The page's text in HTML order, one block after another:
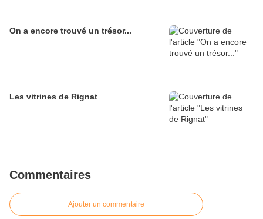
On a encore trouvé un trésor...
Les vitrines de Rignat
Commentaires
Ajouter un commentaire